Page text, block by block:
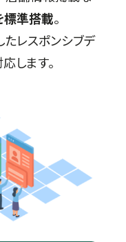
標準搭載。
たレスポンシブデ
します。